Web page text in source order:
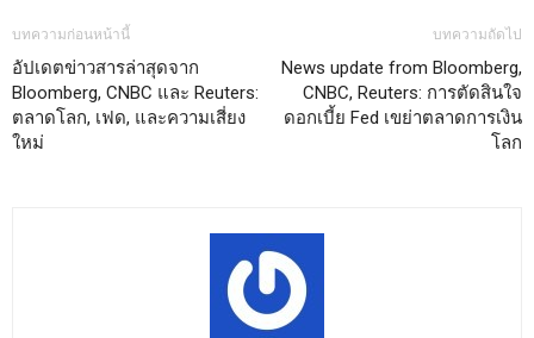
บทความก่อนหน้านี้
อัปเดตข่าวสารล่าสุดจาก
Bloomberg, CNBC และ Reuters:
ตลาดโลก, เฟด, และความเสี่ยง
ใหม่
บทความถัดไป
News update from Bloomberg,
CNBC, Reuters: การตัดสินใจ
ดอกเบี้ย Fed เขย่าตลาดการเงิน
โลก